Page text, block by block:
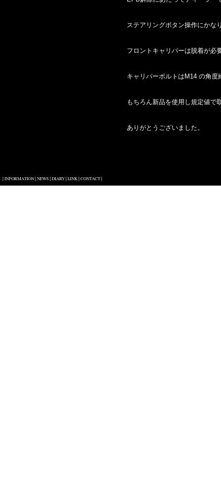
ステアリングボタン操作にか
フロントキャリパーは脱着が必
キャリパーボルトはM14 の角度
もちろん新品を使用し規定値で
ありがとうございました。
|INFORMATION|NEWS|DIARY|LINK|CONTACT|